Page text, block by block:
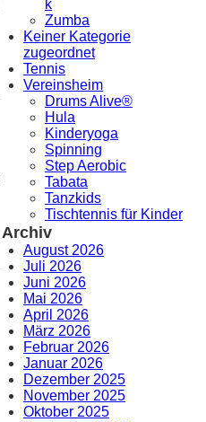
k
Zumba
Keiner Kategorie
zugeordnet
Tennis
Vereinsheim
Drums Alive®
Hula
Kinderyoga
Spinning
Step Aerobic
Tabata
Tanzkids
Tischtennis für Kinder
Archiv
August 2026
Juli 2026
Juni 2026
Mai 2026
April 2026
März 2026
Februar 2026
Januar 2026
Dezember 2025
November 2025
Oktober 2025